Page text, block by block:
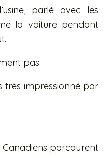
parlé avec les
la voiture pendant
pas.
très impressionné par
Canadiens parcourent